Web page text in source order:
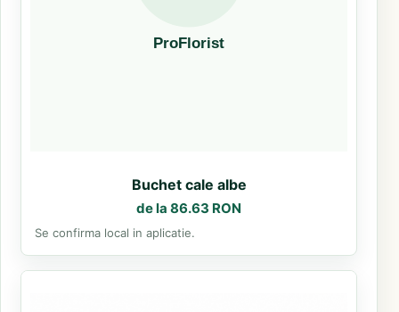
Buchet cale albe
de la 86.63 RON
Se confirma local in aplicatie.